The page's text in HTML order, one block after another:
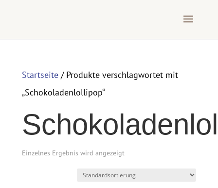
Startseite/ Produkte verschlagwortet mit
„Schokoladenlollipop“
Einzelnes Ergebnis wird angezeigt